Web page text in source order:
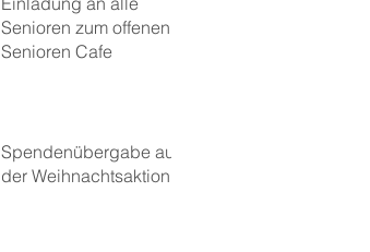
Senioren zum offenen
Senioren Cafe
Spendenübergabe aus
der Weihnachtsaktion